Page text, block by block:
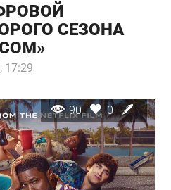
СЕЗОНА
17:29
90 0